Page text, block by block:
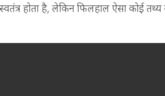
होता है, लेकिन फिलहाल ऐसा कोई तथ्य